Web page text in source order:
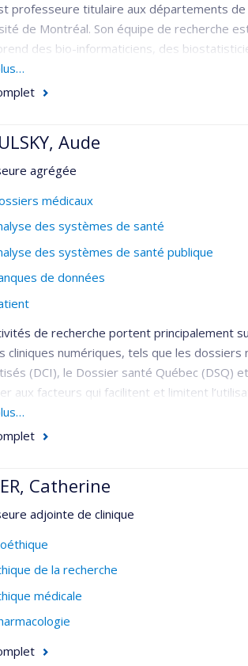
professeure titulaire aux départements
de Montréal. Son équipe de recherche
des bio-informaticiens, des
dont l’épidémiologie, la bio-informatique,
de recherche portent sur les maladies
mène des études épidémiologiques
(plus de 100 études, plus de 100
Aude
agrégée
médicaux
des systèmes de santé
des systèmes de santé publique
de données
de recherche portent principalement
cliniques numériques, tels que les
(DCI), le Dossier santé Québec (DSQ)
aux facteurs qui facilitent et limitent
cliniques partagées tout au long de la
les capacités analytiques, autant à des
terminologiques, en particulier en lien
et d’innocuité.
Catherine
adjointe de clinique
de la recherche
médicale